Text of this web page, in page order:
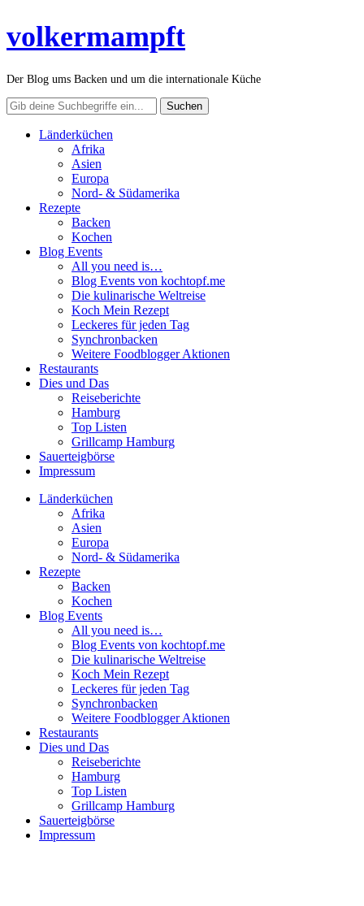
volkermampft
Der Blog ums Backen und um die internationale Küche
Länderküchen
Afrika
Asien
Europa
Nord- & Südamerika
Rezepte
Backen
Kochen
Blog Events
All you need is…
Blog Events von kochtopf.me
Die kulinarische Weltreise
Koch Mein Rezept
Leckeres für jeden Tag
Synchronbacken
Weitere Foodblogger Aktionen
Restaurants
Dies und Das
Reiseberichte
Hamburg
Top Listen
Grillcamp Hamburg
Sauerteigbörse
Impressum
Länderküchen
Afrika
Asien
Europa
Nord- & Südamerika
Rezepte
Backen
Kochen
Blog Events
All you need is…
Blog Events von kochtopf.me
Die kulinarische Weltreise
Koch Mein Rezept
Leckeres für jeden Tag
Synchronbacken
Weitere Foodblogger Aktionen
Restaurants
Dies und Das
Reiseberichte
Hamburg
Top Listen
Grillcamp Hamburg
Sauerteigbörse
Impressum